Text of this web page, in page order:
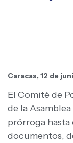
Caracas, 12 de
El Comité de
de la
prórroga hasta
documentos,